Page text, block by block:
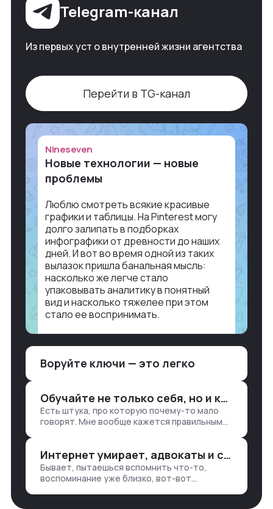
Telegram-канал
Из первых уст о внутренней жизни агентства
Перейти в TG-канал
Nineseven
Новые технологии — новые
проблемы
Люблю смотреть всякие красивые
графики и таблицы. На Pinterest могу
долго залипать в подборках
инфографики от древности до наших
дней. И вот во время одной из таких
вылазок пришла банальная мысль:
насколько же легче стало
упаковывать аналитику в понятный
вид и насколько тяжелее при этом
стало ее воспринимать.
аналитикой лет 15 назад, нужно было:
продажи, заявки, прогресс по проекту
— все ручками
Воруйте ключи — это легко
Обучайте не только себя, но и клиентов
Есть штука, про которую почему-то мало
говорят. Мне вообще кажется правильным
хватаешь у клиента: е…
Интернет умирает, адвокаты и судьи в растерянности, а я хочу песню
Бывает, пытаешься вспомнить что-то,
воспоминание уже близко, вот-вот